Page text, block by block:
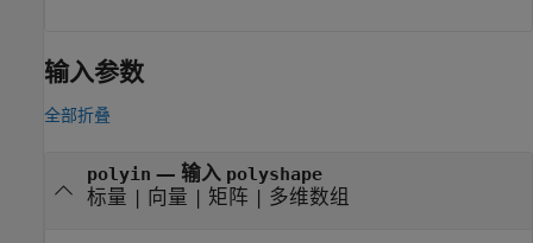
输入参数
全部折叠
polyin — 输入 polyshape
标量 | 向量 | 矩阵 | 多维数组